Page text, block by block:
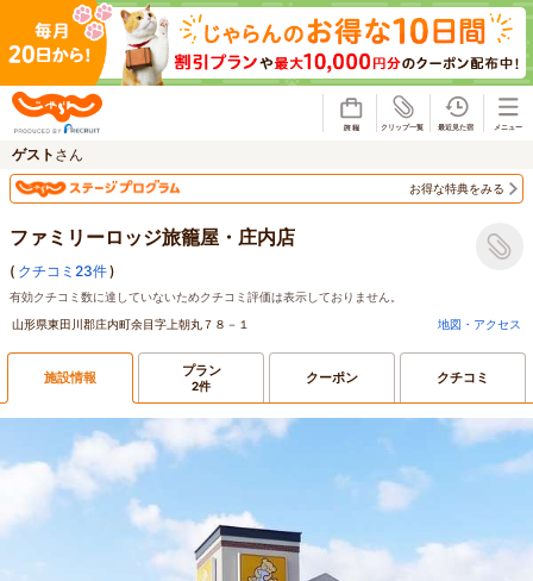
ゲスト さん
お得な特典をみる
ファミリーロッジ旅籠屋・庄内店
( クチコミ23件)
有効クチコミ数に達していないためクチコミ評価は表示しておりません。
山形県東田川郡庄内町余目字上朝丸７８－１
地図・アクセス
施設情報 プラン
2件 クーポン クチコミ